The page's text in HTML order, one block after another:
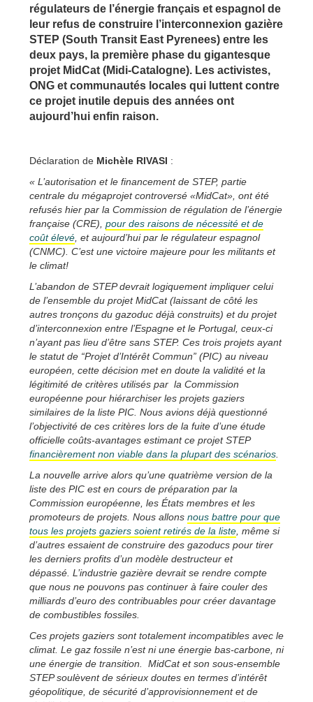
régulateurs de l’énergie français et espagnol de
leur refus de construire l’interconnexion gazière
STEP (South Transit East Pyrenees) entre les
deux pays, la première phase du gigantesque
projet MidCat (Midi-Catalogne). Les activistes,
ONG et communautés locales qui luttent contre
ce projet inutile depuis des années ont
aujourd’hui enfin raison.
Déclaration de Michèle RIVASI :
« L’autorisation et le financement de STEP, partie
centrale du mégaprojet controversé «MidCat», ont été
refusés hier par la Commission de régulation de l’énergie
française (CRE), pour des raisons de nécessité et de
coût élevé , et aujourd’hui par le régulateur espagnol
(CNMC). C’est une victoire majeure pour les militants et
le climat!
L’abandon de STEP devrait logiquement impliquer celui
de l’ensemble du projet MidCat (laissant de côté les
autres tronçons du gazoduc déjà construits) et du projet
d’interconnexion entre l’Espagne et le Portugal, ceux-ci
n’ayant pas lieu d’être sans STEP. Ces trois projets ayant
le statut de “Projet d’Intérêt Commun” (PIC) au niveau
européen, cette décision met en doute la validité et la
légitimité de critères utilisés par la Commission
européenne pour hiérarchiser les projets gaziers
similaires de la liste PIC. Nous avions déjà questionné
l’objectivité de ces critères lors de la fuite d’une étude
officielle coûts-avantages estimant ce projet STEP
financièrement non viable dans la plupart des scénarios
La nouvelle arrive alors qu’une quatrième version de la
liste des PIC est en cours de préparation par la
Commission européenne, les États membres et les
promoteurs de projets. Nous allons nous battre pour que
tous les projets gaziers soient retirés de la liste , même si
d’autres essaient de construire des gazoducs pour tirer
les derniers profits d’un modèle destructeur et
dépassé. L’industrie gazière devrait se rendre compte
que nous ne pouvons pas continuer à faire couler des
milliards d’euro des contribuables pour créer davantage
de combustibles fossiles.
Ces projets gaziers sont totalement incompatibles avec le
climat. Le gaz fossile n’est ni une énergie bas-carbone, ni
une énergie de transition. MidCat et son sous-ensemble
STEP soulèvent de sérieux doutes en termes d’intérêt
géopolitique, de sécurité d’approvisionnement et de